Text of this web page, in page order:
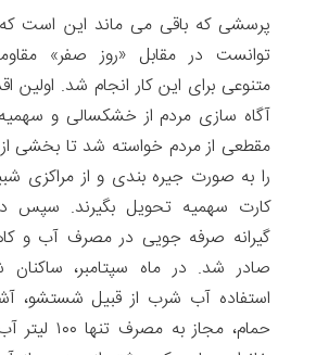
پرسشی که باقی می ماند این است
توانست در مقابل «روز صفر»
متنوعی برای این کار انجام شد. اولین
آگاه سازی مردم از خشکسالی و
مقطعی از مردم خواسته شد تا بخشی
را به صورت جیره بندی و از مراکزی
کارت سهمیه تحویل بگیرند. سپس
گیرانه صرفه جویی در مصرف آب و
صادر شد. در ماه سپتامبر،
استفاده آب شرب از قبیل شستشو،
حمام، مجاز